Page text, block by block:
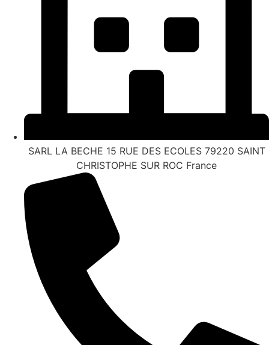
SARL LA BECHE 15 RUE DES ECOLES 79220 SAINT
CHRISTOPHE SUR ROC France